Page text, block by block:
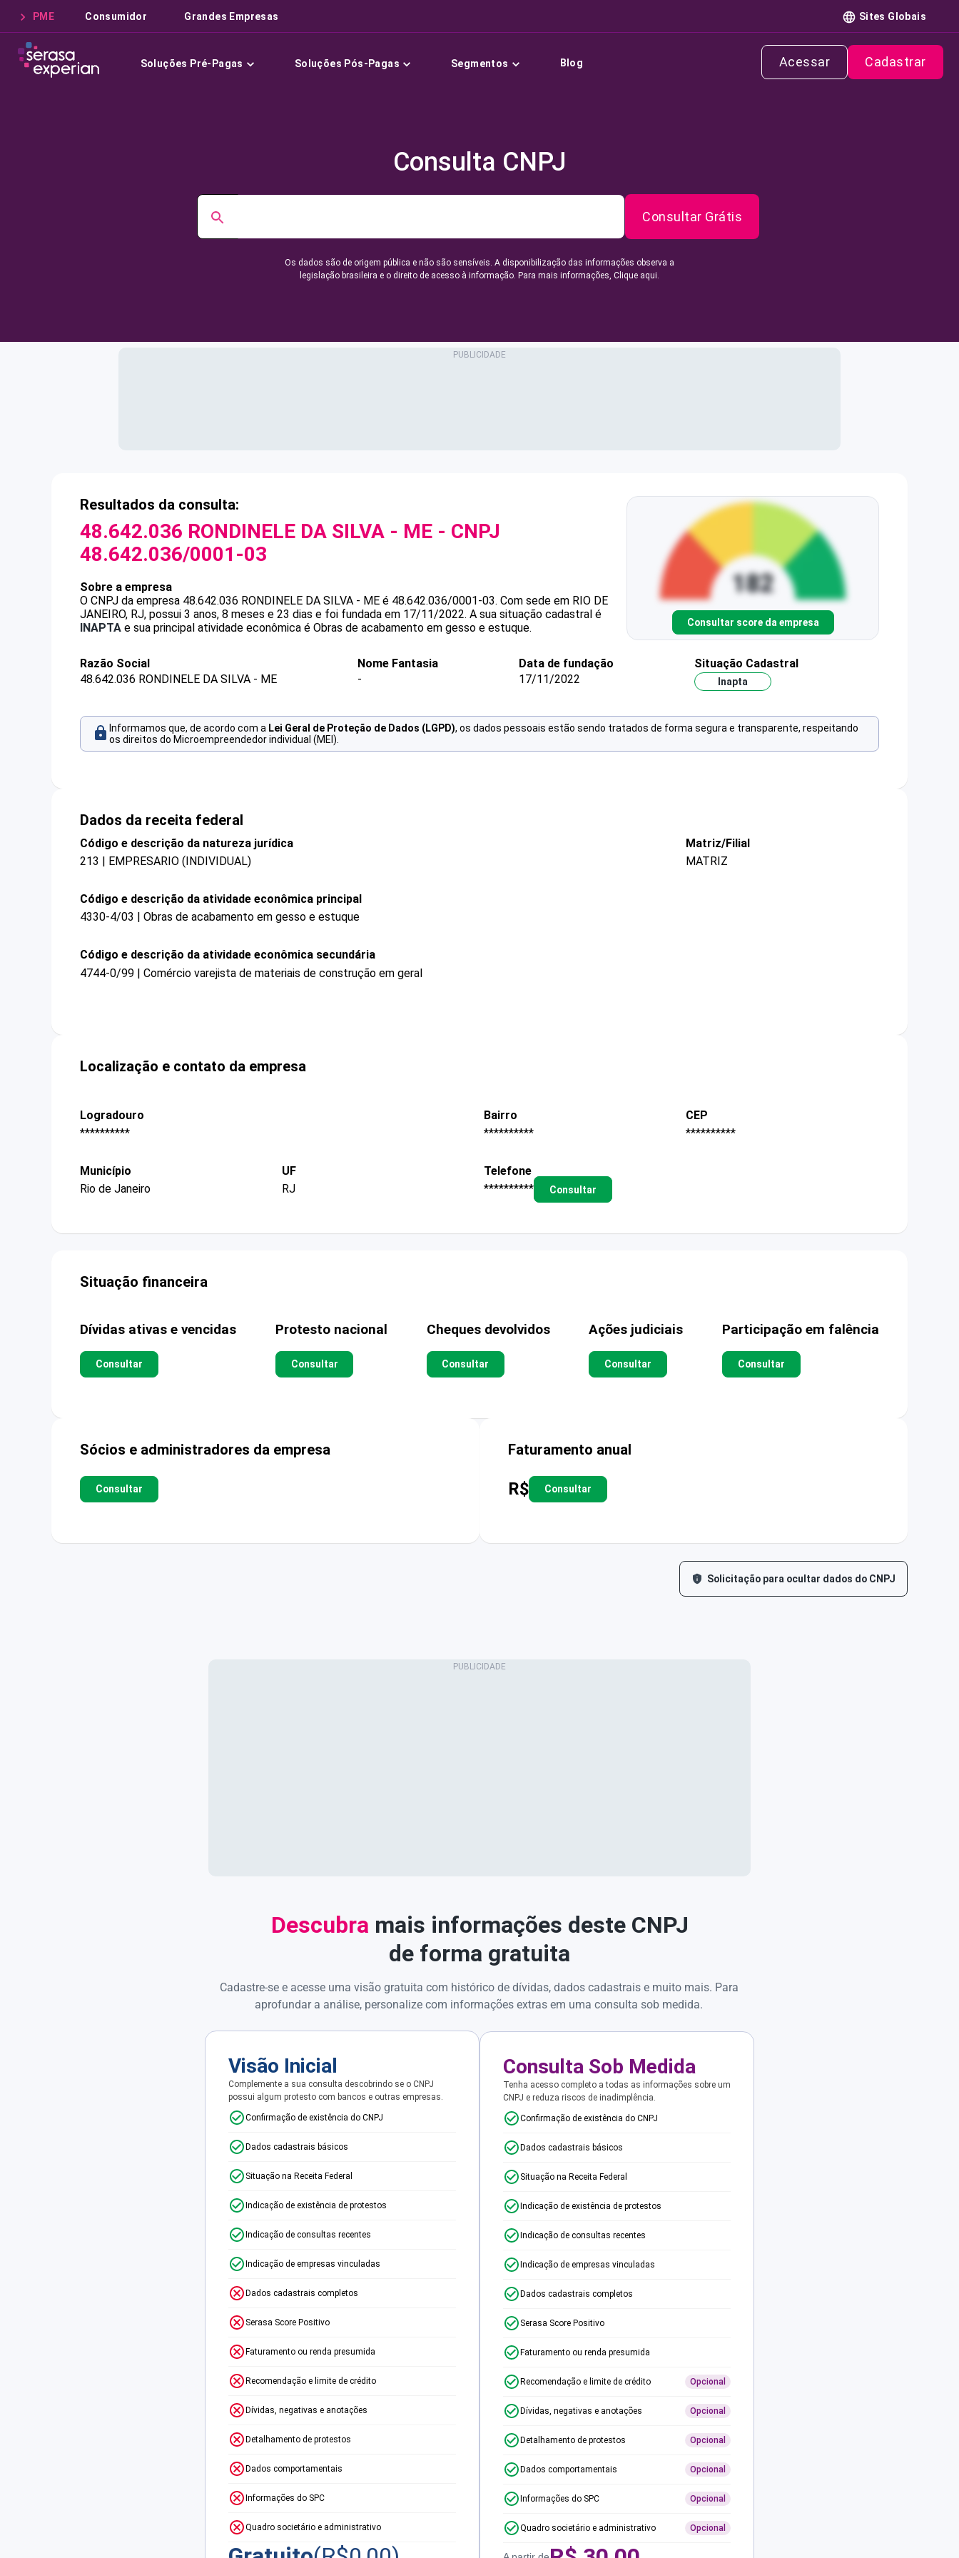
PME Consumidor Grandes Empresas Sites Globais
Soluções Pré-Pagas Soluções Pós-Pagas Segmentos Blog Acessar Cadastrar
Consulta CNPJ
Consultar Grátis
Os dados são de origem pública e não são sensíveis. A disponibilização das informações observa a
legislação brasileira e o direito de acesso à informação. Para mais informações, Clique aqui.
Resultados da consulta:
48.642.036 RONDINELE DA SILVA - ME - CNPJ
48.642.036/0001-03
Sobre a empresa
O CNPJ da empresa 48.642.036 RONDINELE DA SILVA - ME é 48.642.036/0001-03. Com sede em RIO DE
JANEIRO, RJ, possui 3 anos, 8 meses e 23 dias e foi fundada em 17/11/2022. A sua situação cadastral é
INAPTA e sua principal atividade econômica é Obras de acabamento em gesso e estuque. Consultar score da empresa
Razão Social
48.642.036 RONDINELE DA SILVA - ME
Nome Fantasia
-
Data de fundação
17/11/2022
Situação Cadastral
Inapta
Informamos que, de acordo com a Lei Geral de Proteção de Dados (LGPD), os dados pessoais estão sendo tratados de forma segura e transparente, respeitando
os direitos do Microempreendedor individual (MEI).
Dados da receita federal
Código e descrição da natureza jurídica
213 | EMPRESARIO (INDIVIDUAL)
Matriz/Filial
MATRIZ
Código e descrição da atividade econômica principal
4330-4/03 | Obras de acabamento em gesso e estuque
Código e descrição da atividade econômica secundária
4744-0/99 | Comércio varejista de materiais de construção em geral
Localização e contato da empresa
Logradouro
**********
Bairro
**********
CEP
**********
Município
Rio de Janeiro
UF
RJ
Telefone
**********
Consultar
Situação financeira
Dívidas ativas e vencidas
Consultar
Protesto nacional
Consultar
Cheques devolvidos
Consultar
Ações judiciais
Consultar
Participação em falência
Consultar
Sócios e administradores da empresa
Consultar
Faturamento anual
R$ Consultar
Solicitação para ocultar dados do CNPJ
Descubra mais informações deste CNPJ
de forma gratuita
Cadastre-se e acesse uma visão gratuita com histórico de dívidas, dados cadastrais e muito mais. Para
aprofundar a análise, personalize com informações extras em uma consulta sob medida.
Visão Inicial
Complemente a sua consulta descobrindo se o CNPJ
possui algum protesto com bancos e outras empresas.
Confirmação de existência do CNPJ
Dados cadastrais básicos
Situação na Receita Federal
Indicação de existência de protestos
Indicação de consultas recentes
Indicação de empresas vinculadas
Dados cadastrais completos
Serasa Score Positivo
Faturamento ou renda presumida
Recomendação e limite de crédito
Dívidas, negativas e anotações
Detalhamento de protestos
Dados comportamentais
Informações do SPC
Quadro societário e administrativo
Consulta Sob Medida
Tenha acesso completo a todas as informações sobre um
CNPJ e reduza riscos de inadimplência.
Confirmação de existência do CNPJ
Dados cadastrais básicos
Situação na Receita Federal
Indicação de existência de protestos
Indicação de consultas recentes
Indicação de empresas vinculadas
Dados cadastrais completos
Serasa Score Positivo
Faturamento ou renda presumida
Recomendação e limite de crédito Opcional
Dívidas, negativas e anotações Opcional
Detalhamento de protestos Opcional
Dados comportamentais Opcional
Informações do SPC Opcional
Quadro societário e administrativo Opcional